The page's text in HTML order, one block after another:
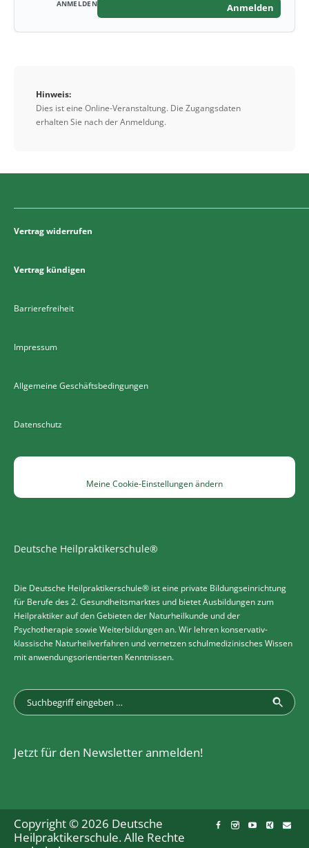
Anmelden
Hinweis:
Dies ist eine Online-Veranstaltung. Die Zugangsdaten
erhalten Sie nach der Anmeldung.
Vertrag widerrufen
Vertrag kündigen
Barrierefreiheit
Impressum
Allgemeine Geschäftsbedingungen
Datenschutz
Meine Cookie-Einstellungen ändern
Deutsche Heilpraktikerschule®
Die Deutsche Heilpraktikerschule® ist eine private Bildungseinrichtung
für Berufe des 2. Gesundheitsmarktes und bietet Ausbildungen zum
Heilpraktiker auf den Gebieten der Naturheilkunde und der
Psychotherapie sowie Weiterbildungen an. Wir lehren konservativ-
klassische Naturheilverfahren und vernetzen schulmedizinisches Wissen
mit anwendungsorientierten Kenntnissen.
Jetzt für den Newsletter anmelden!
Copyright © 2026 Deutsche
Heilpraktikerschule. Alle Rechte